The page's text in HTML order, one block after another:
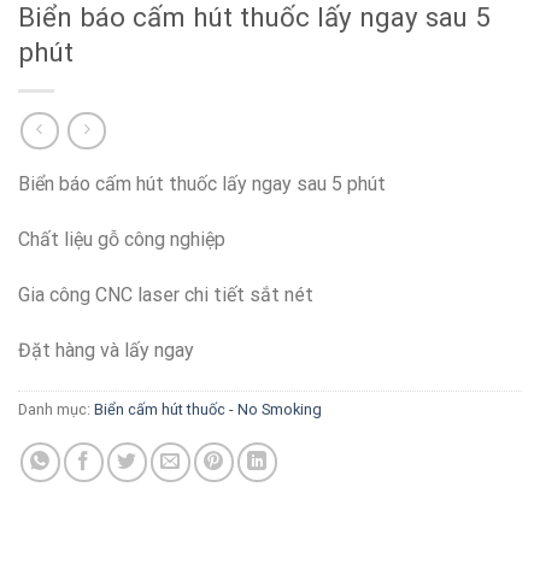
Biển báo cấm hút thuốc lấy ngay sau 5
phút
Biển báo cấm hút thuốc lấy ngay sau 5 phút
Chất liệu gỗ công nghiệp
Gia công CNC laser chi tiết sắt nét
Đặt hàng và lấy ngay
Danh mục: Biển cấm hút thuốc - No Smoking